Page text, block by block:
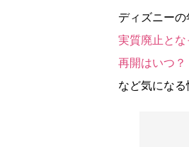
ディズニーの
実質廃止とな
再開はいつ？
など気にな